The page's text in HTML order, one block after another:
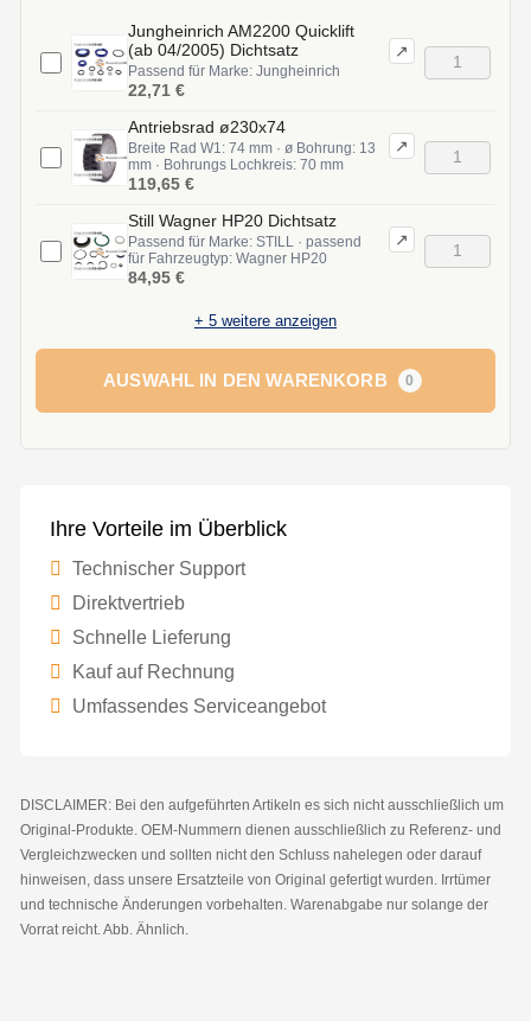
Jungheinrich AM2200 Quicklift
(ab 04/2005) Dichtsatz
Passend für Marke: Jungheinrich
↗
22,71 €
Antriebsrad ø230x74
Breite Rad W1: 74 mm · ø Bohrung: 13
mm · Bohrungs Lochkreis: 70 mm
↗
119,65 €
Still Wagner HP20 Dichtsatz
Passend für Marke: STILL · passend
für Fahrzeugtyp: Wagner HP20
↗
84,95 €
+ 5 weitere anzeigen
AUSWAHL IN DEN WARENKORB 0
Ihre Vorteile im Überblick
Technischer Support
Direktvertrieb
Schnelle Lieferung
Kauf auf Rechnung
Umfassendes Serviceangebot
DISCLAIMER: Bei den aufgeführten Artikeln es sich nicht ausschließlich um
Original-Produkte. OEM-Nummern dienen ausschließlich zu Referenz- und
Vergleichzwecken und sollten nicht den Schluss nahelegen oder darauf
hinweisen, dass unsere Ersatzteile von Original gefertigt wurden. Irrtümer
und technische Änderungen vorbehalten. Warenabgabe nur solange der
Vorrat reicht. Abb. Ähnlich.